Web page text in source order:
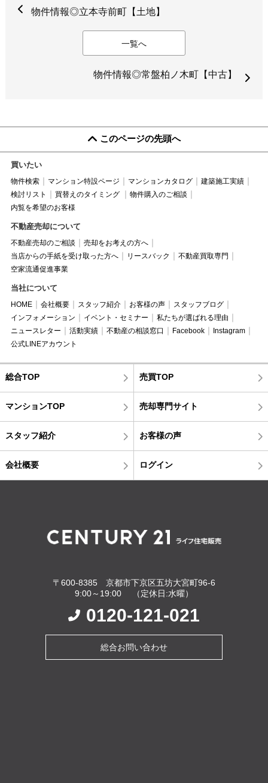
物件情報◎立本寺前町【土地】
一覧へ
物件情報◎常盤柏ノ木町【中古】
このページの先頭へ
買いたい
物件検索 マンション特設ページ マンションカタログ
建築施工実績
検討リスト
買替えのタイミング
物件購入のご相談
内覧を希望のお客様
不動産売却について
不動産売却のご相談
売却をお考えの方へ
当店からの手紙を受け取った方へ
リースバック
不動産買取専門
空家流通促進事業
当社について
HOME 会社概要 スタッフ紹介 お客様の声
スタッフブログ
インフォメーション
イベント・セミナー
私たちが選ばれる理由
ニュースレター
活動実績 不動産の相談窓口 Facebook
Instagram
公式LINEアカウント
総合TOP 売買TOP
マンションTOP 売却専門サイト
スタッフ紹介 お客様の声
会社概要 ログイン
〒600-8385 京都市下京区五坊大宮町96-6
9:00～19:00 （定休日:水曜）
0120-121-021
総合お問い合わせ